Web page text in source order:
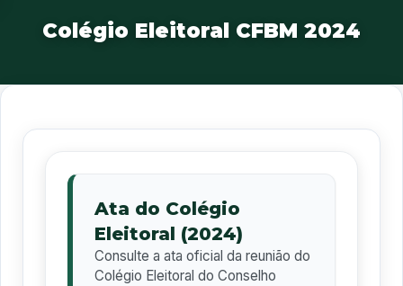
Colégio Eleitoral CFBM 2024
Ata do Colégio
Eleitoral (2024)
Consulte a ata oficial da reunião do
Colégio Eleitoral do Conselho